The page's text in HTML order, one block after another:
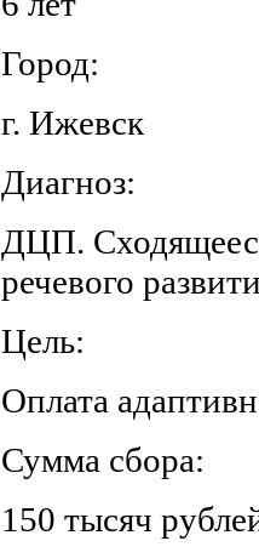
Город:
г. Ижевск
Диагноз:
ДЦП.
речевого
Цель:
Оплата
Сумма сбора:
150 тысяч